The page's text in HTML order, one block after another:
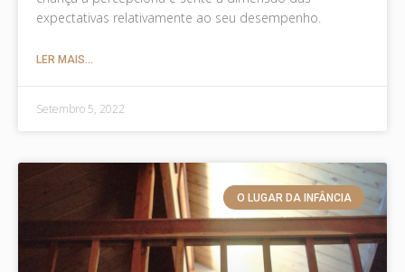
expectativas relativamente ao seu desempenho.
LER MAIS...
Setembro 5, 2022
O LUGAR DA INFÂNCIA